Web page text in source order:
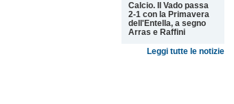
Calcio. Il Vado passa
2-1 con la Primavera
dell'Entella, a segno
Arras e Raffini
Leggi tutte le notizie